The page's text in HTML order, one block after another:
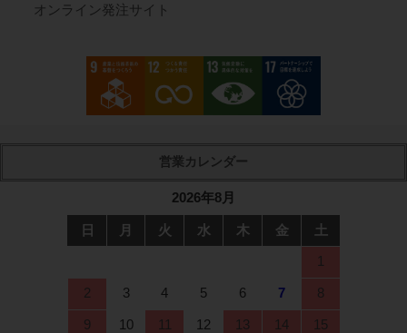
オンライン発注サイト
2026年8月
日 月 火 水 木 金
土
1
2 3 4 5 6 7 8
9 10 11 12 13 14 15